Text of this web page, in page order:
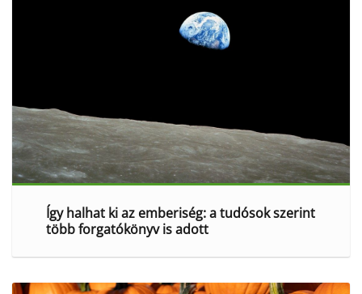
Így halhat ki az emberiség: a tudósok szerint
több forgatókönyv is adott